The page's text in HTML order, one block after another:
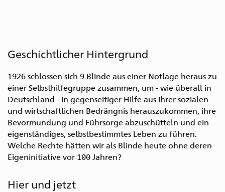
Zur
Hauptnavigation
Zum
Inhalt
Zur
Suche
Zum
Seitenanfang
Zum
Seitenende
Geschichtlicher Hintergrund
1926 schlossen sich 9 Blinde aus einer Notlage heraus zu
einer Selbsthilfegruppe zusammen, um - wie überall in
Deutschland - in gegenseitiger Hilfe aus ihrer sozialen
und wirtschaftlichen Bedrängnis herauszukommen, ihre
Bevormundung und Führsorge abzuschütteln und ein
eigenständiges, selbstbestimmtes Leben zu führen.
Welche Rechte hätten wir als Blinde heute ohne deren
Eigeninitiative vor 100 Jahren?
Hier und jetzt